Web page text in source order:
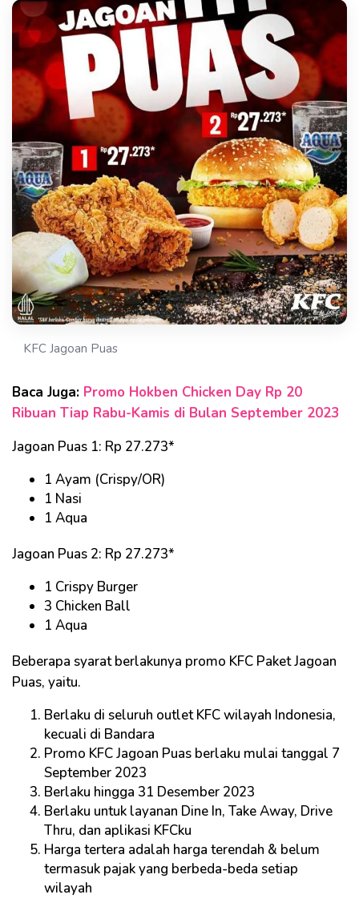
KFC Jagoan Puas
Baca Juga: Promo Hokben Chicken Day Rp 20
Ribuan Tiap Rabu-Kamis di Bulan September 2023
Jagoan Puas 1: Rp 27.273*
1 Ayam (Crispy/OR)
1 Nasi
1 Aqua
Jagoan Puas 2: Rp 27.273*
1 Crispy Burger
3 Chicken Ball
1 Aqua
Beberapa syarat berlakunya promo KFC Paket Jagoan
Puas, yaitu.
Berlaku di seluruh outlet KFC wilayah Indonesia,
kecuali di Bandara
Promo KFC Jagoan Puas berlaku mulai tanggal 7
September 2023
Berlaku hingga 31 Desember 2023
Berlaku untuk layanan Dine In, Take Away, Drive
Thru, dan aplikasi KFCku
Harga tertera adalah harga terendah & belum
termasuk pajak yang berbeda-beda setiap
wilayah